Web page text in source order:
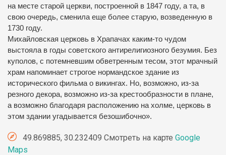
на месте старой церкви, построенной в 1847 году, а та, в
свою очередь, сменила еще более старую, возведенную в
1730 году.
Михайловская церковь в Храпачах каким-то чудом
выстояла в годы советского антирелигиозного безумия. Без
куполов, с потемневшим обветренным тесом, этот мрачный
храм напоминает строгое нормандское здание из
исторического фильма о викингах. Но, возможно, из-за
резного декора, возможно из-за крестообразности в плане,
а возможно благодаря расположению на холме, церковь в
этом здании угадывается безошибочно».
49.869885, 30.232409 Смотреть на карте Google
Maps